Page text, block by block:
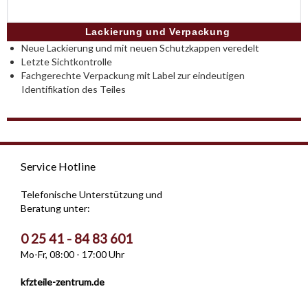
Lackierung und Verpackung
Neue Lackierung und mit neuen Schutzkappen veredelt
Letzte Sichtkontrolle
Fachgerechte Verpackung mit Label zur eindeutigen
Identifikation des Teiles
Service Hotline
Telefonische Unterstützung und
Beratung unter:
0 25 41 - 84 83 601
Mo-Fr, 08:00 - 17:00 Uhr
kfzteile-zentrum.de